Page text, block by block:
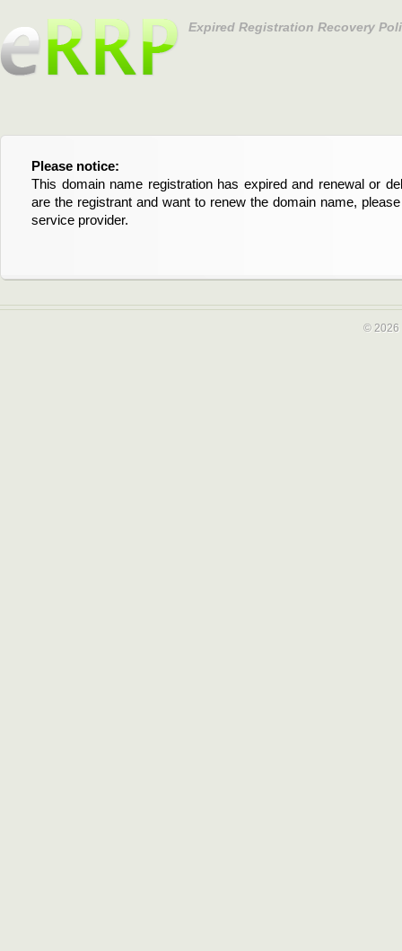
Expired Registration Recovery
Please notice:
This domain name registration has expired and renewal or
are the registrant and want to renew the domain name,
service provider.
Bitte beachten Sie:
Diese Domainregistrierung ist abgelaufen und die
Domain stehen an. Wenn Sie der Registrant sind und
verlängern möchten, kontaktieren Sie bitte Ihren Service-
© 2026